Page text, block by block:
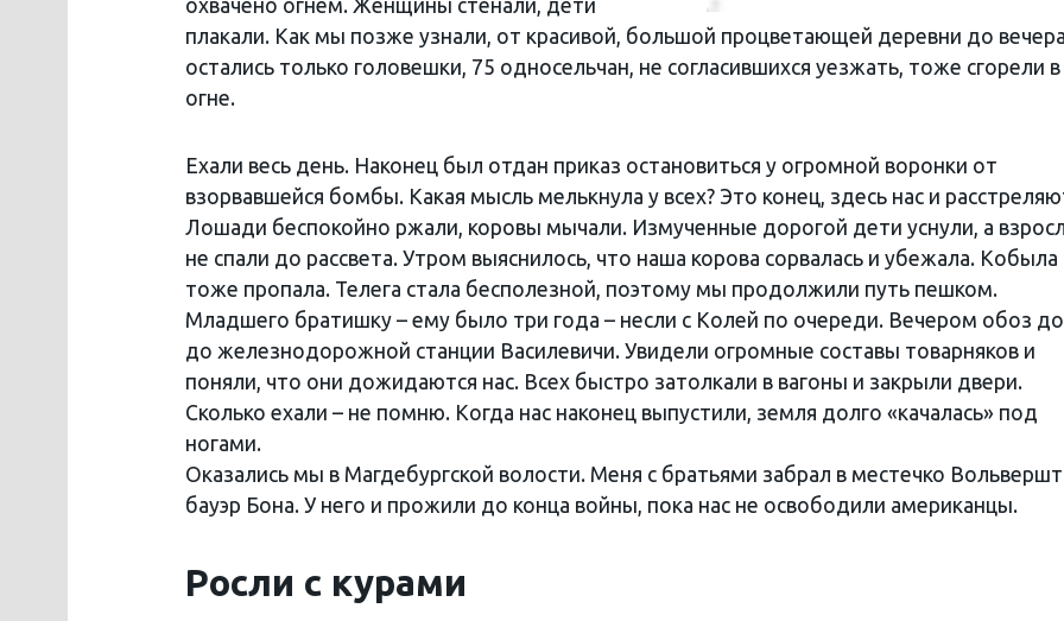
охвачено огнем. Женщины стенали, дети
плакали. Как мы позже узнали, от красивой, большой процветающей деревни до
остались только головешки, 75 односельчан, не согласившихся уезжать, тоже сгорели в
огне.
Ехали весь день. Наконец был отдан приказ остановиться у огромной воронки от
взорвавшейся бомбы. Какая мысль мелькнула у всех? Это конец, здесь нас и
Лошади беспокойно ржали, коровы мычали. Измученные дорогой дети уснули, а
не спали до рассвета. Утром выяснилось, что наша корова сорвалась и убежала. Кобыла
тоже пропала. Телега стала бесполезной, поэтому мы продолжили путь пешком.
Младшего братишку – ему было три года – несли с Колей по очереди. Вечером обоз
до железнодорожной станции Василевичи. Увидели огромные составы товарняков и
поняли, что они дожидаются нас. Всех быстро затолкали в вагоны и закрыли двери.
Сколько ехали – не помню. Когда нас наконец выпустили, земля долго «качалась» под
ногами.
Оказались мы в Магдебургской волости. Меня с братьями забрал в местечко
бауэр Бона. У него и прожили до конца войны, пока нас не освободили американцы.
Росли с курами